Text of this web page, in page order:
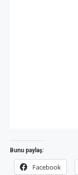
Bunu paylaş:
Facebook